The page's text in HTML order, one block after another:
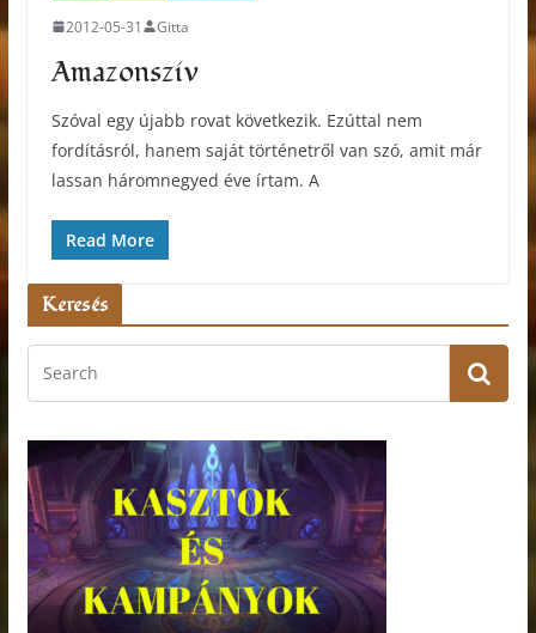
2012-05-31 Gitta
Amazonszív
Szóval egy újabb rovat következik. Ezúttal nem
fordításról, hanem saját történetről van szó, amit már
lassan háromnegyed éve írtam. A
Read More
Keresés